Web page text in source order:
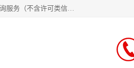
市场调查,社会调查,企业管理咨询,商务信息咨询、市场研究；物业服务评估；信息技术咨询服务；信息咨询服务（不含许可类信息咨询服务）；社会经济咨询服务；技术服务、技术开发、技术咨询、技术交流、技术转让、技术推广；企业信用调查和评估。